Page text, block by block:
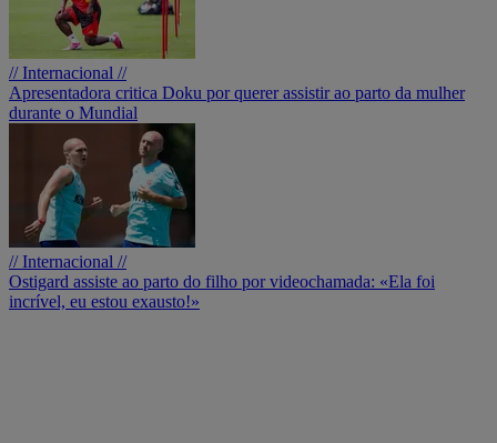
// Internacional //
Apresentadora critica Doku por querer assistir ao parto da mulher
durante o Mundial
// Internacional //
Ostigard assiste ao parto do filho por videochamada: «Ela foi
incrível, eu estou exausto!»